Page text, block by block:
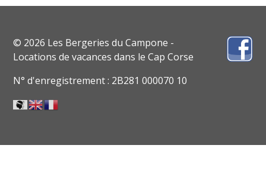
© 2026 Les Bergeries du Campone -
Locations de vacances dans le Cap Corse
N° d'enregistrement : 2B281 000070 10